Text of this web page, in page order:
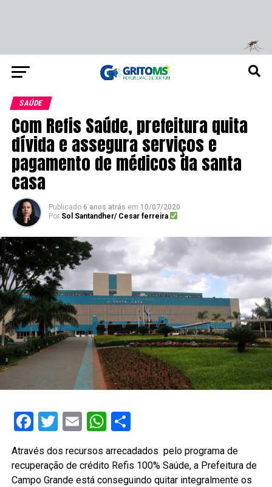
SAÚDE
Com Refis Saúde, prefeitura quita
dívida e assegura serviços e
pagamento de médicos da santa
casa
Publicado 6 anos atrás em 10/07/2020
Por Sol Santandher/ Cesar ferreira
Facebook
Twitter
EmailWhatsApp
Share
Através dos recursos arrecadados pelo programa de
recuperação de crédito Refis 100% Saúde, a Prefeitura de
Campo Grande está conseguindo quitar integralmente os